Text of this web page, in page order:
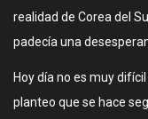
realidad de Corea del
padecía una
Hoy día no es muy
planteo que se hace